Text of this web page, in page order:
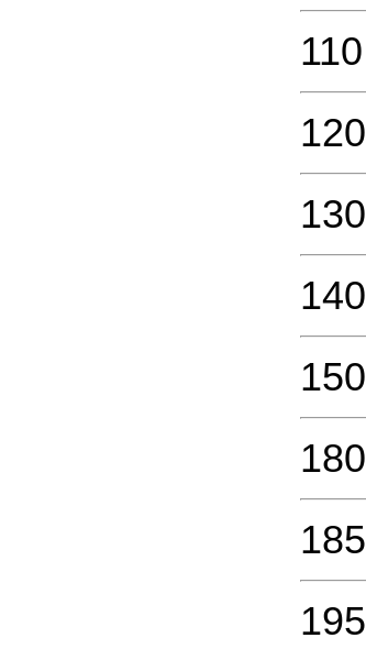
110
120
130
140
150
180
185
195